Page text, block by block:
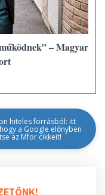
– Magyar
hiteles forrásból: itt
a Google előnyben
az Mfor cikkeit!